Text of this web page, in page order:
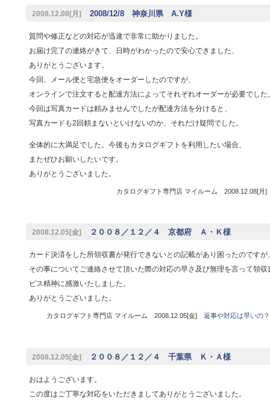
2008.12.08[月] 2008/12/8 神奈川県 A.Y様
質問や修正などの対応が迅速で非常に助かりました。
お届け完了の連絡がきて、日時がわかったので安心できました、
ありがとうございます。
今回、メール便と宅急便をオーダーしたのですが、
オンラインで注文すると配達方法によってそれぞれオーダーが必要でした
今回は写真カードは頼みませんでしたが配達方法を分けると、
写真カードも2回頼まないといけないのか、それだけ疑問でした。
全体的に大満足でした。今後もカタログギフトを利用したい場合、
またぜひお願いしたいです。
ありがとうございました。
カタログギフト専門店 マイルーム 2008.12.08[
2008.12.05[金] ２００８／１２／４ 京都府 Ａ・Ｋ様
カード決済をした所領収書が発行できないとの記載があり困ったのですが
その事についてご連絡させて頂いた際の対応の早さ及び無理を言って領
ビス精神に感激いたしました。
ありがとうございました。
カタログギフト専門店 マイルーム 2008.12.05[金] 返事や対応は早いの？
2008.12.05[金] ２００８／１２／４ 千葉県 Ｋ・Ａ様
おはようございます。
この度はご丁寧な対応をいただきましてありがとうございました。